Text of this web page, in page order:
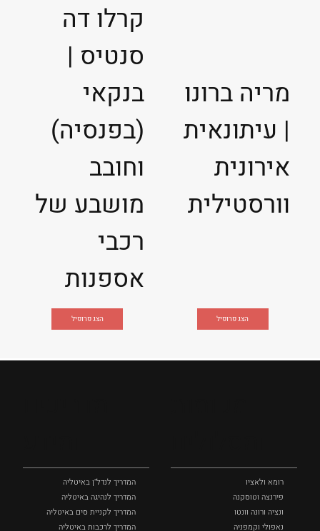
קרלו דה
סנטיס |
בנקאי
(בפנסיה)
וחובב
מושבע של
רכבי
אספנות
הצג פרופיל
מריה ברונו
| עיתונאית
אירונית
וורסטילית
הצג פרופיל
רומא ולאציו
פירנצה וטוסקנה ‏
ונציה ורונה וונטו
נאפולי‏ וקמפניה
המדריך לנדל"ן באיטליה
המדריך לנהיגה באיטליה
המדריך לקניית סים באיטליה
המדריך לרכבות באיטליה